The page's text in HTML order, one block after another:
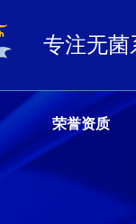
专注无菌
荣誉资质